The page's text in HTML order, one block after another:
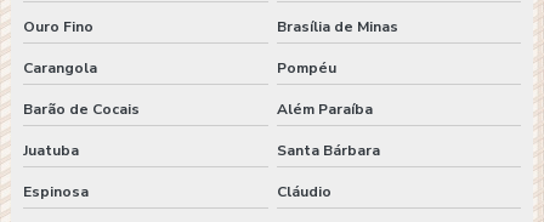
Ouro Fino Brasília de Minas
Carangola Pompéu
Barão de Cocais Além Paraíba
Juatuba Santa Bárbara
Espinosa Cláudio